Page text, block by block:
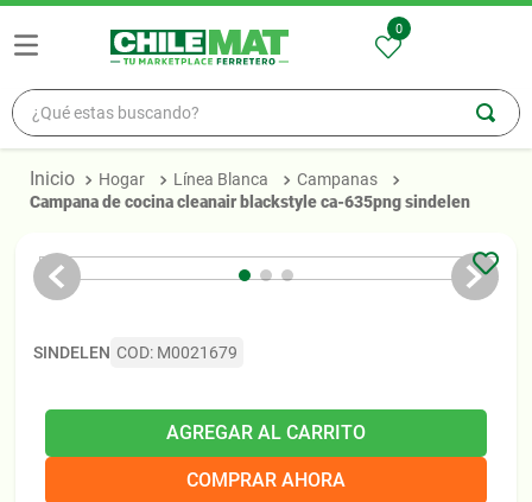
0
¿Qué estas buscando?
Hogar Línea Blanca
Campanas
campana de cocina cleanair blackstyle ca-635png sindelen
SINDELEN COD: M0021679
AGREGAR AL CARRITO
COMPRAR AHORA
1. madera
3. osb
5